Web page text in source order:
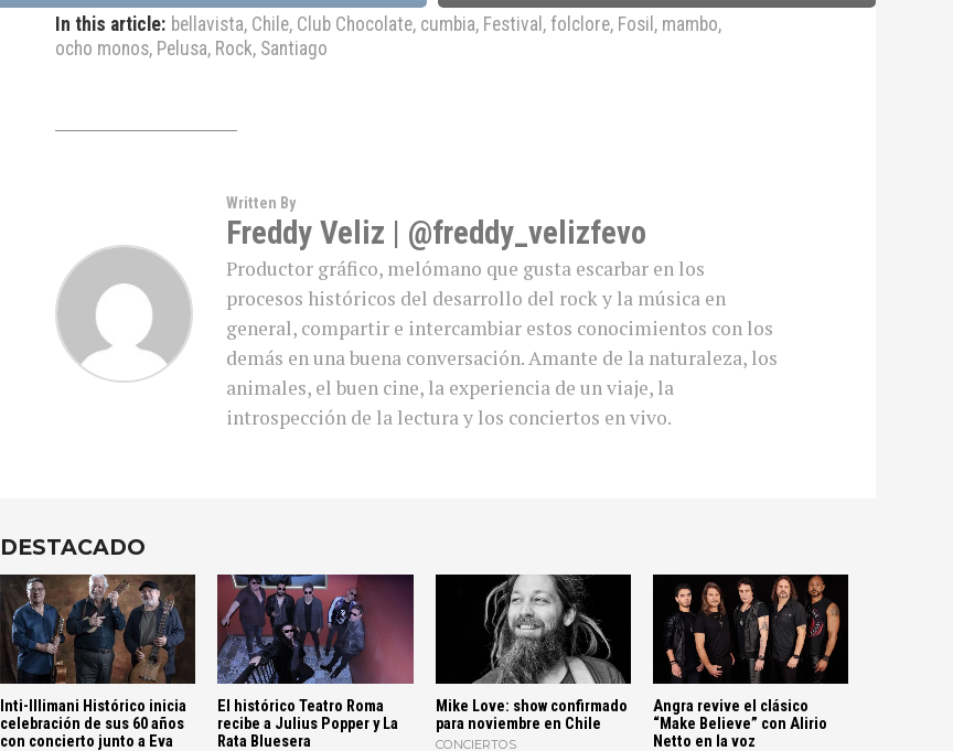
In this article: bellavista, Chile, Club Chocolate, cumbia, Festival , folclore, Fosil , mambo,
ocho monos, Pelusa, Rock, Santiago
Written By
Freddy Veliz | @freddy_velizfevo
Productor gráfico, melómano que gusta escarbar en los
procesos históricos del desarrollo del rock y la música en
general, compartir e intercambiar estos conocimientos con los
demás en una buena conversación. Amante de la naturaleza, los
animales, el buen cine, la experiencia de un viaje, la
introspección de la lectura y los conciertos en vivo.
DESTACADO
Inti-Illimani Histórico inicia
celebración de sus 60 años
con concierto junto a Eva
El histórico Teatro Roma
recibe a Julius Popper y La
Rata Bluesera
Mike Love: show confirmado
para noviembre en Chile
CONCIERTOS
Angra revive el clásico
“Make Believe” con Alirio
Netto en la voz